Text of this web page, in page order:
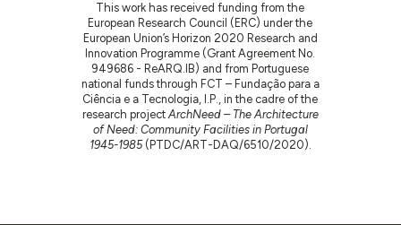
1990.01.08 – Data da homologação do Auto de
Receção Provisória, datado de 1989.05.05,
se dava conta da “necessidade de efetuar durante
o prazo de garantia a substituição de vidros
partidos, a resolução das infiltrações na
arrecadação do parque de viaturas, a eliminação
das ervas na parede, e retoques em pinturas”.
This work has received funding from the
European Research Council (ERC) under the
European Union’s Horizon 2020 Research and
Innovation Programme (Grant Agreement No.
949686 - ReARQ.IB) and from Portuguese
national funds through FCT – Fundação para a
Ciência e a Tecnologia, I.P., in the cadre of the
research projectArchNeed – The Architecture
of Need: Community Facilities in Portugal
1945-1985(PTDC/ART-DAQ/6510/2020).